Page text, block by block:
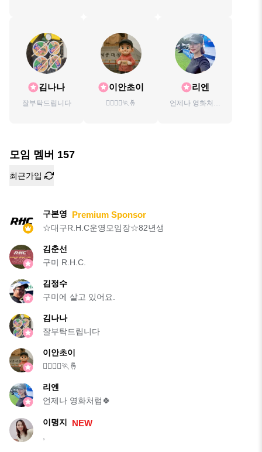
김나나
잘부탁드립니다
이안초이
🏃‍♂️🏃‍♀️🏃🤞
리엔
언제나 영화처럼
모임 멤버 157
최근가입
구본영 Premium Sponsor
☆대구R.H.C운영모임장☆82년생
김춘선
구미 R.H.C.
김정수
구미에 살고 있어요.
김나나
잘부탁드립니다
이안초이
🏃‍♂️🏃‍♀️🏃🤞
리엔
언제나 영화처럼🍀
이명지 NEW